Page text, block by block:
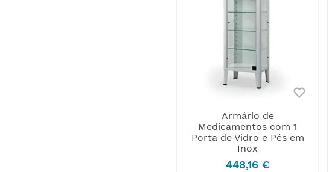
Armário de
Medicamentos com 1
Porta de Vidro e Pés em
Inox
448,16 €